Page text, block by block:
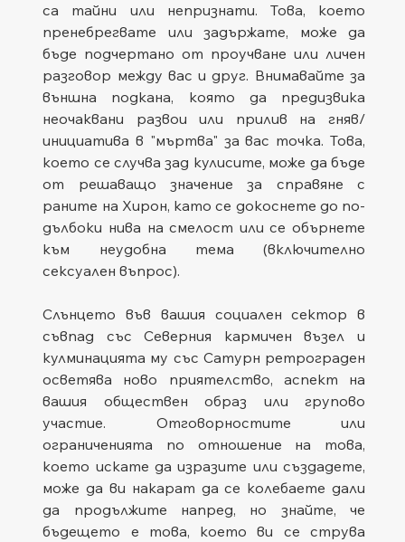
са тайни или непризнати. Това, което
пренебрегвате или задържате, може да
бъде подчертано от проучване или личен
разговор между вас и друг. Внимавайте за
външна подкана, която да предизвика
неочаквани развои или прилив на гняв/
инициатива в "мъртва" за вас точка. Това,
което се случва зад кулисите, може да бъде
от решаващо значение за справяне с
раните на Хирон, като се докоснете до по-
дълбоки нива на смелост или се обърнете
към неудобна тема (включително
сексуален въпрос).
Слънцето във вашия социален сектор в
съвпад със Северния кармичен възел и
кулминацията му със Сатурн ретрограден
осветява ново приятелство, аспект на
вашия обществен образ или групово
участие. Отговорностите или
ограниченията по отношение на това,
което искате да изразите или създадете,
може да ви накарат да се колебаете дали
да продължите напред, но знайте, че
бъдещето е това, което ви се струва